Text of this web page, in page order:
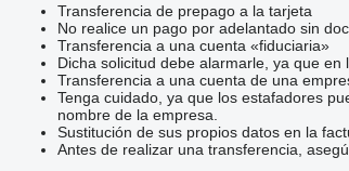
Transferencia de prepago a la tarjeta
No realice un pago por adelantado sin
Transferencia a una cuenta «fiduciaria»
Dicha solicitud debe alarmarle, ya que
Transferencia a una cuenta de una
Tenga cuidado, ya que los estafadores
nombre de la empresa.
Sustitución de sus propios datos en la
Antes de realizar una transferencia,